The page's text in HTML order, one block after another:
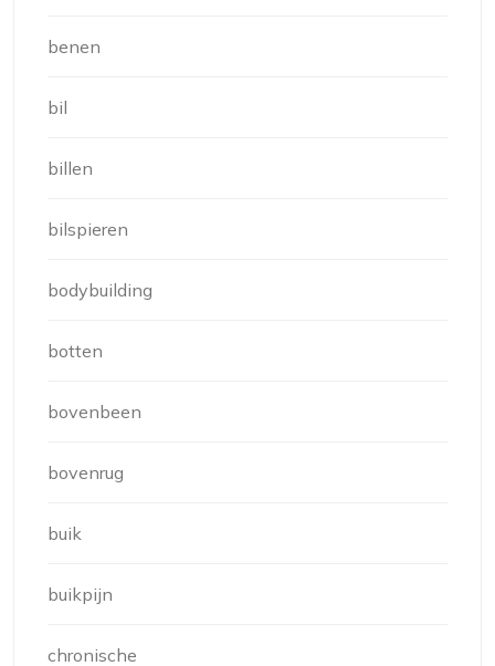
benen
bil
billen
bilspieren
bodybuilding
botten
bovenbeen
bovenrug
buik
buikpijn
chronische